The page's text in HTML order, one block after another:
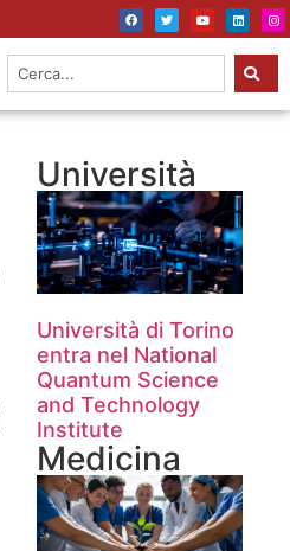
Università
Università di Torino
entra nel National
Quantum Science
and Technology
Institute
Medicina